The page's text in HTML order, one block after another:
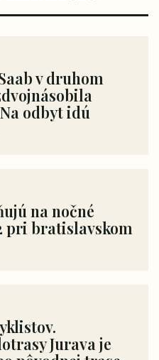
v druhom
odbyt idú
na nočné
pri bratislavskom
Jurava je